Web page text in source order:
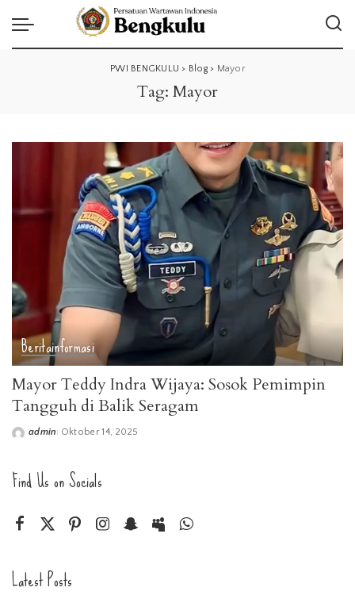
PWI BENGKULU > Blog> Mayor
Tag: Mayor
Beritainformasi
Mayor Teddy Indra Wijaya: Sosok Pemimpin
Tangguh di Balik Seragam
Posted
admin Oktober 14, 2025
Find Us on Socials
Latest Posts